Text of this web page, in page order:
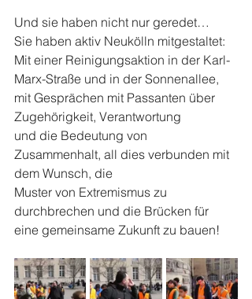
Und sie haben nicht nur geredet…
Sie haben aktiv Neukölln mitgestaltet:
Mit einer Reinigungsaktion in der Karl-
Marx-Straße und in der Sonnenallee,
mit Gesprächen mit Passanten über
Zugehörigkeit, Verantwortung
und die Bedeutung von
Zusammenhalt, all dies verbunden mit
dem Wunsch, die
Muster von Extremismus zu
durchbrechen und die Brücken für
eine gemeinsame Zukunft zu bauen!